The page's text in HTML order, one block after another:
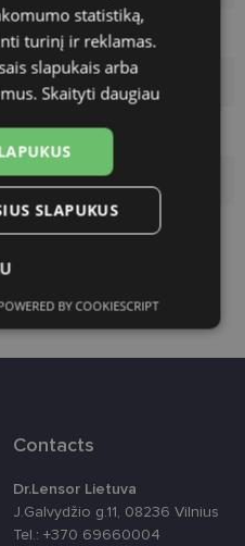
matt blue
Children
48
17
Contacts
Dr.Lensor Lietuva
J.Galvydžio g.11, 08236 Vilnius
Tel.: +370 69660004
statistiką,
turinį ir reklamas.
slapukais arba
Skaityti daugiau
SLAPUKUS
Rinkodaros
slapukai
BY COOKIESCRIPT